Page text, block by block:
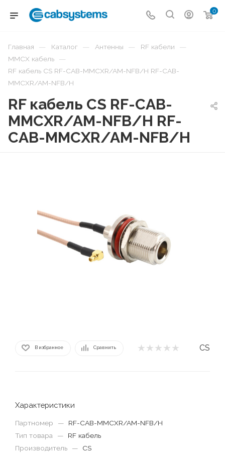
0
Главная — Каталог — Антенны — RF кабели —
MMCX кабель —
RF кабель CS RF-CAB-MMCXR/AM-NFB/H RF-CAB-
MMCXR/AM-NFB/H
RF кабель CS RF-CAB-
MMCXR/AM-NFB/H RF-
CAB-MMCXR/AM-NFB/H
В избранное Сравнить CS
Характеристики
Партномер —
RF-CAB-MMCXR/AM-NFB/H
Тип товара
—
RF кабель
Производитель
—
CS